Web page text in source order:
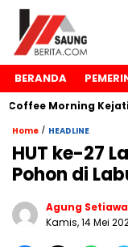
BERANDA
Morning Kejati
Home / HEADLINE
HUT ke-27
Pohon di
Agung
Kamis, 14 Mei